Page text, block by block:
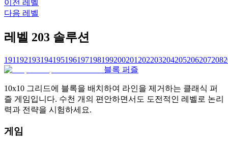
이전 레벨
다음 레벨
레벨 203 솔루션
191192193194195196197198199200201 202203204205206207208
블록 퍼즐
10x10 그리드에 블록을 배치하여 라인을 제거하는 클래식 퍼
즐 게임입니다. 수천 개의 편안하면서도 도전적인 레벨로 논리
력과 전략을 시험하세요.
게임